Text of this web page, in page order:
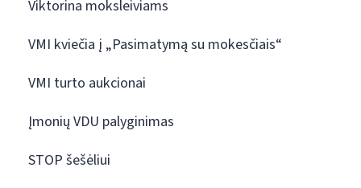
Viktorina moksleiviams
VMI kviečia į „Pasimatymą su mokesčiais“
VMI turto aukcionai
Įmonių VDU palyginimas
STOP šešėliui